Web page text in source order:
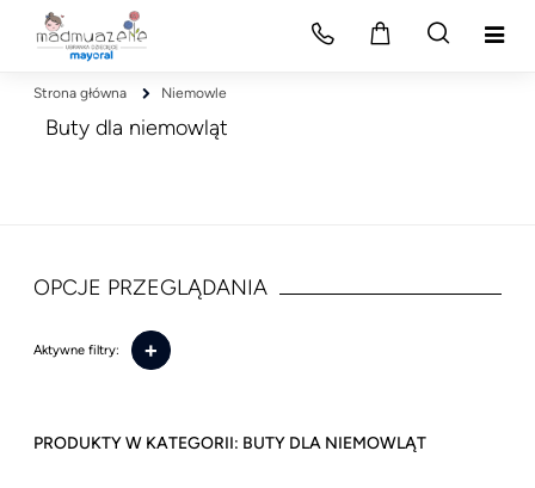
Strona główna Niemowle
Buty dla niemowląt
OPCJE PRZEGLĄDANIA
Aktywne filtry: +
BUTY DLA NIEMOWLĄT